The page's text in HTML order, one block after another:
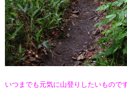
いつまでも元気に山登りしたいもので